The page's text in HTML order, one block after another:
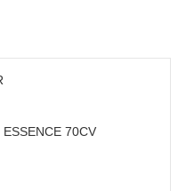
ESSENCE 70CV